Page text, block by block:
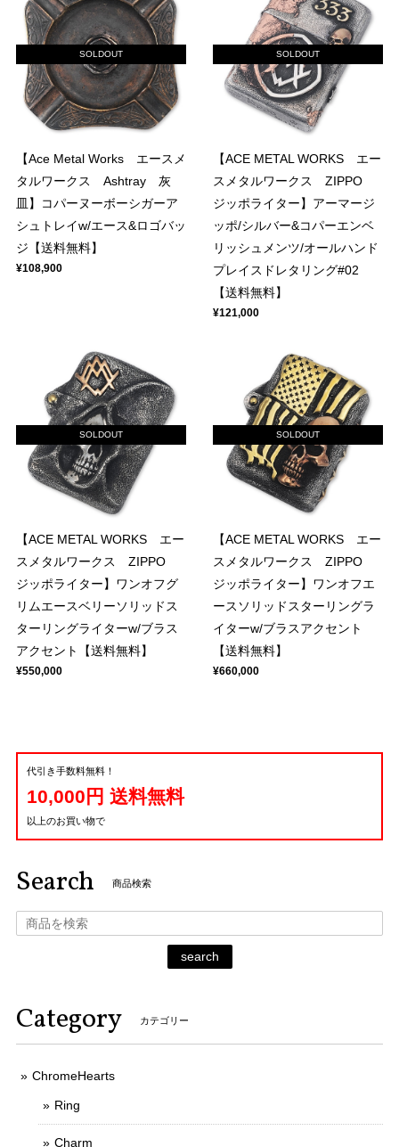
SOLDOUT
【Ace Metal Works エースメ
タルワークス Ashtray 灰
皿】コパーヌーボーシガーア
シュトレイw/エース&ロゴバッ
ジ【送料無料】
¥108,900
SOLDOUT
【ACE METAL WORKS エー
スメタルワークス ZIPPO
ジッポライター】アーマージ
ッポ/シルバー&コパーエンベ
リッシュメンツ/オールハンド
プレイスドレタリング#02
【送料無料】
¥121,000
SOLDOUT
【ACE METAL WORKS エー
スメタルワークス ZIPPO
ジッポライター】ワンオフグ
リムエースベリーソリッドス
ターリングライターw/ブラス
アクセント【送料無料】
¥550,000
SOLDOUT
【ACE METAL WORKS エー
スメタルワークス ZIPPO
ジッポライター】ワンオフエ
ースソリッドスターリングラ
イターw/ブラスアクセント
【送料無料】
¥660,000
代引き手数料無料！
10,000円 送料無料
以上のお買い物で
Search 商品検索
search
Category カテゴリー
ChromeHearts
Ring
Charm